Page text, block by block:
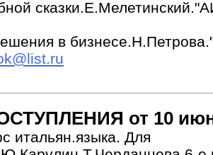
в
от 10
итальян.языка. Для